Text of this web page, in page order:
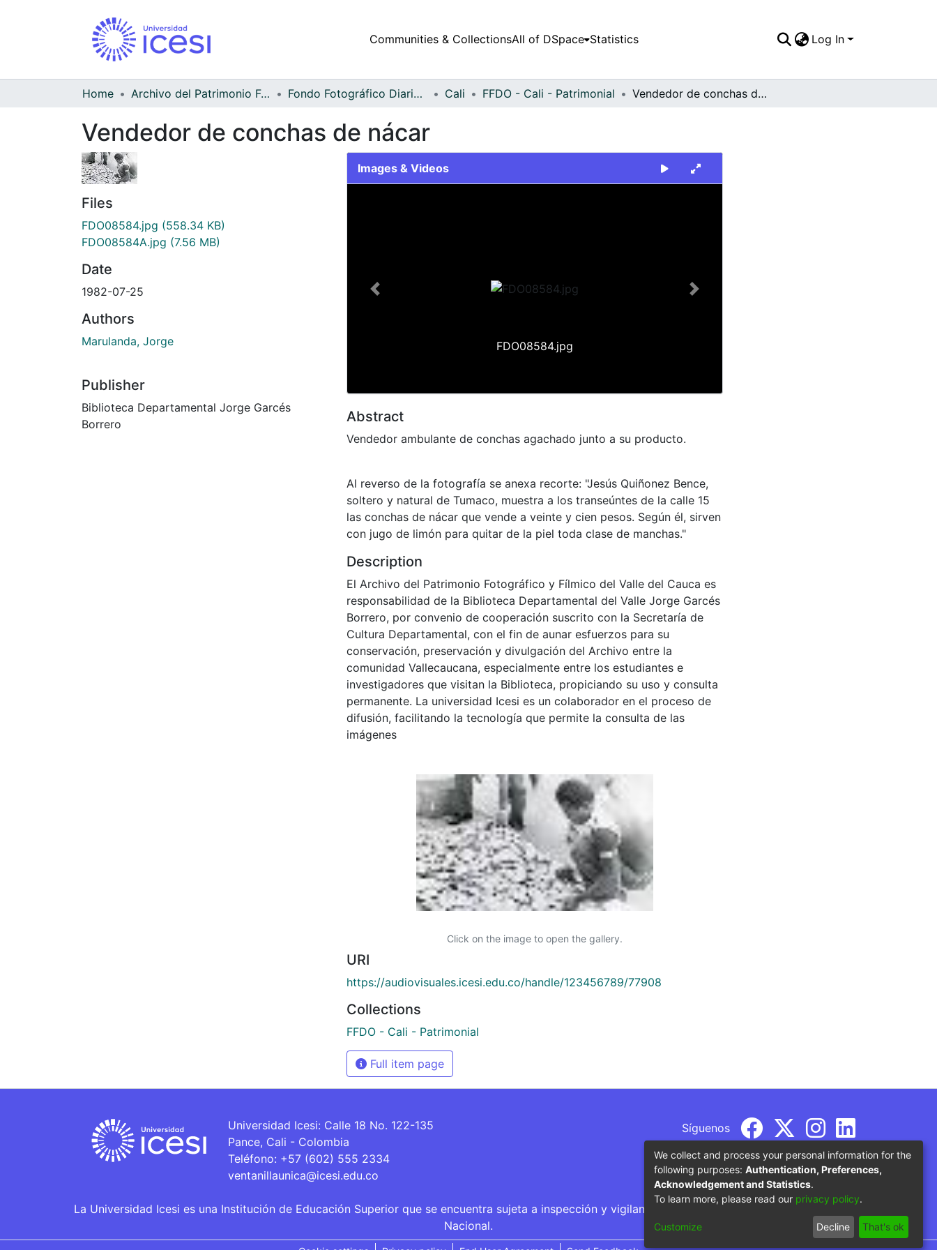
Communities & CollectionsAll of DSpace Statistics Log In
Home Archivo del Patrimonio Fotográfico y Fílmico del Valle del Cauca Fondo Fotográfico Diario Occidente Cali FFDO - Cali - Patrimonial Vendedor de conchas de nácar
Vendedor de conchas de nácar
Files
FDO08584.jpg (558.34 KB)
FDO08584A.jpg (7.56 MB)
Date
1982-07-25
Authors
Marulanda, Jorge
Publisher
Biblioteca Departamental Jorge Garcés
Borrero
Images & Videos
FDO08584.jpg
Previous Next
Abstract
Vendedor ambulante de conchas agachado junto a su producto.
Al reverso de la fotografía se anexa recorte: "Jesús Quiñonez Bence,
soltero y natural de Tumaco, muestra a los transeúntes de la calle 15
las conchas de nácar que vende a veinte y cien pesos. Según él, sirven
con jugo de limón para quitar de la piel toda clase de manchas."
Description
El Archivo del Patrimonio Fotográfico y Fílmico del Valle del Cauca es
responsabilidad de la Biblioteca Departamental del Valle Jorge Garcés
Borrero, por convenio de cooperación suscrito con la Secretaría de
Cultura Departamental, con el fin de aunar esfuerzos para su
conservación, preservación y divulgación del Archivo entre la
comunidad Vallecaucana, especialmente entre los estudiantes e
investigadores que visitan la Biblioteca, propiciando su uso y consulta
permanente. La universidad Icesi es un colaborador en el proceso de
difusión, facilitando la tecnología que permite la consulta de las
imágenes
Click on the image to open the gallery.
URI
https://audiovisuales.icesi.edu.co/handle/123456789/77908
Collections
FFDO - Cali - Patrimonial
Full item page
Universidad Icesi: Calle 18 No. 122-135
Pance, Cali - Colombia
Teléfono: +57 (602) 555 2334
ventanillaunica@icesi.edu.co
Síguenos
La Universidad Icesi es una Institución de Educación Superior que se encuentra sujeta a inspección y vigilancia por parte del Ministerio de Educación
Nacional.
We collect and process your personal information for the
following purposes: Authentication, Preferences,
Acknowledgement and Statistics.
To learn more, please read our privacy policy.
Customize Decline That's ok